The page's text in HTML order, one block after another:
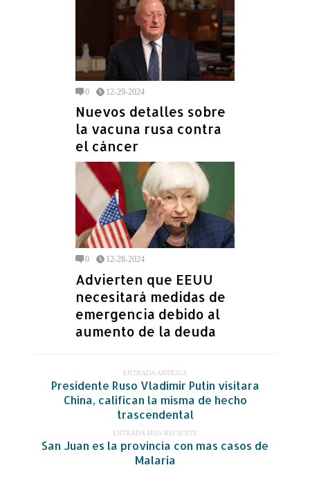
0 12-29-2024
Nuevos detalles sobre
la vacuna rusa contra
el cáncer
0 12-28-2024
Advierten que EEUU
necesitará medidas de
emergencia debido al
aumento de la deuda
ENTRADA ANTIGUA
Presidente Ruso Vladimir Putin visitara
China, califican la misma de hecho
trascendental
ENTRADA MÁS RECIENTE
San Juan es la provincia con mas casos de
Malaria